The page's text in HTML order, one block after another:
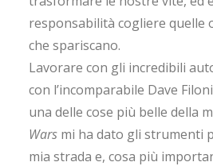
responsabilità cogliere
che spariscano.
Lavorare con gli incredibili
con l’incomparabile Dave
una delle cose più belle della
Wars mi ha dato gli strumenti
mia strada e, cosa più